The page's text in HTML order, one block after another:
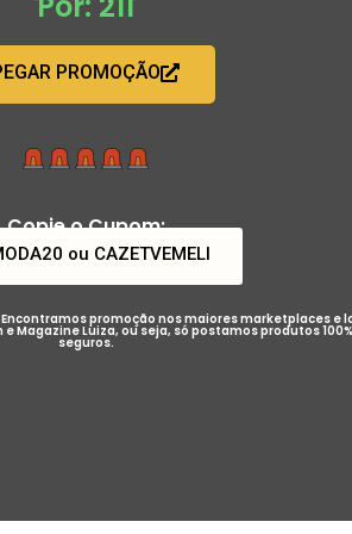
PROMOÇÃO
Copie o Cupom:
ou CAZETVEMELI
promoção nos maiores marketplaces e
Magazine Luiza, ou seja, só postamos produtos 100%
seguros.